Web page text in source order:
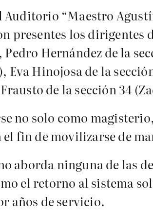
“Maestro
presentes los dirigentes
Hernández de la
Eva Hinojosa de la
de la sección 34
no solo como
el fin de movilizarse de
aborda ninguna de las
el retorno al sistema
años de servicio.